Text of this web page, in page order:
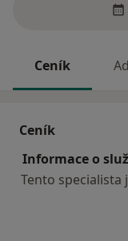
Ceník
Ceník
Informace o
Tento specialista